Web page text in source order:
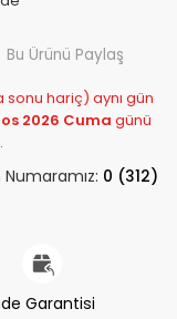
Bu Ürünü Paylaş
hariç) aynı gün
2026 Cuma günü
0 (312)
Garantisi